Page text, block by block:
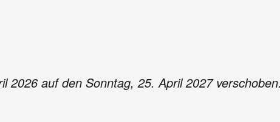
2026 auf den Sonntag, 25. April 2027